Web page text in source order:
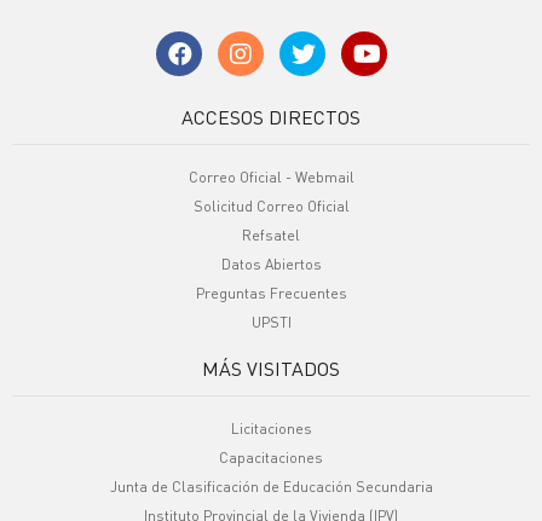
ACCESOS DIRECTOS
Correo Oficial - Webmail
Solicitud Correo Oficial
Refsatel
Datos Abiertos
Preguntas Frecuentes
UPSTI
MÁS VISITADOS
Licitaciones
Capacitaciones
Junta de Clasificación de Educación Secundaria
Instituto Provincial de la Vivienda (IPV)